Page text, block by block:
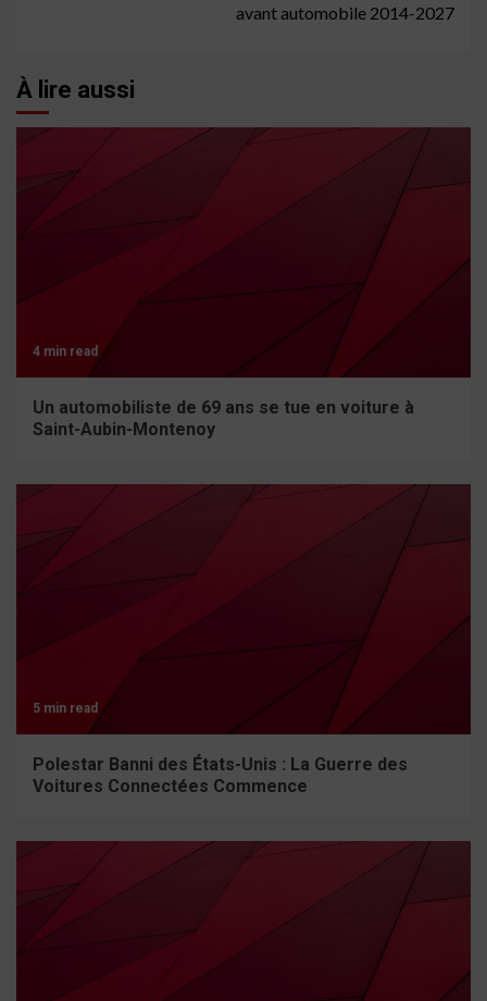
avant automobile 2014-2027
À lire aussi
4 min read
Un automobiliste de 69 ans se tue en voiture à
Saint-Aubin-Montenoy
5 min read
Polestar Banni des États-Unis : La Guerre des
Voitures Connectées Commence